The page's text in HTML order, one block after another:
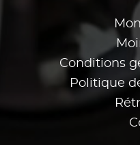
Conditions
Politique